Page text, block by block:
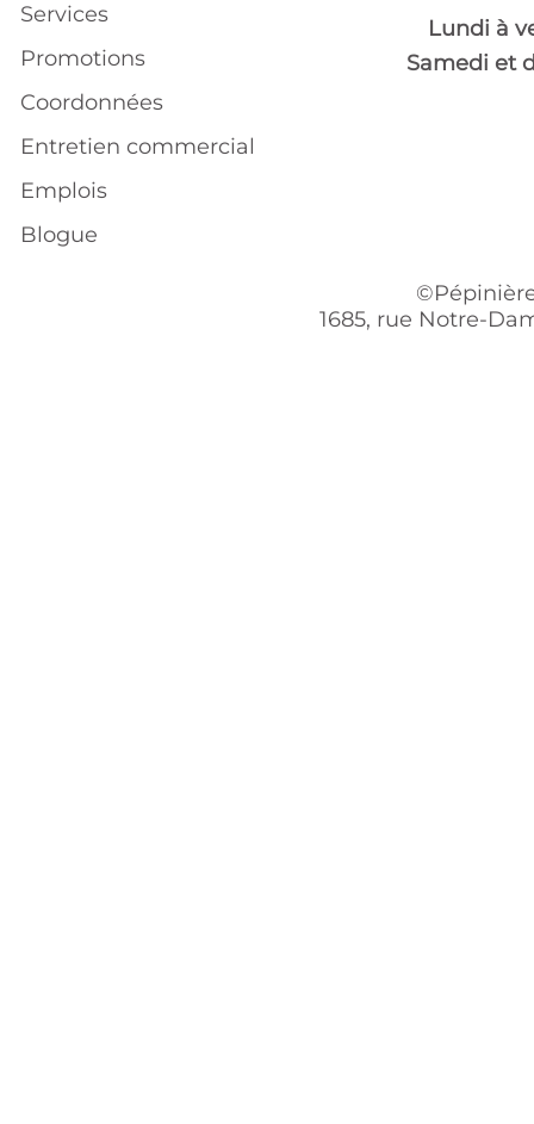
Services
Promotions
Coordonnées
Entretien commercial
Emplois
Blogue
Lundi à
Samedi et
1685, rue Notre-